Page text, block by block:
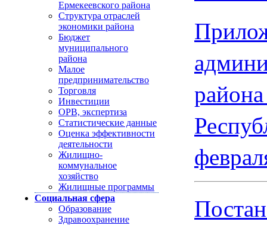
Ермекеевского района
Структура отраслей
экономики района
Бюджет
муниципального
района
Малое
предпринимательство
Торговля
Инвестиции
ОРВ, экспертиза
Статистические данные
Оценка эффективности
деятельности
Жилищно-
коммунальное
хозяйство
Жилищные программы
Социальная сфера
Образование
Здравоохранение